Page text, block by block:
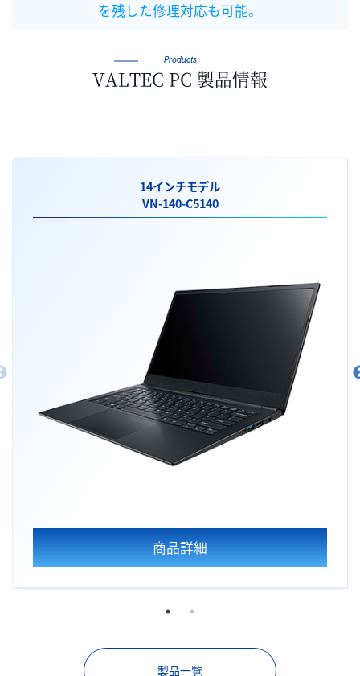
を残した修理対応も可能。
Products
VALTEC PC 製品情報
14インチモデル
VN-140-C5140
商品詳細
製品一覧